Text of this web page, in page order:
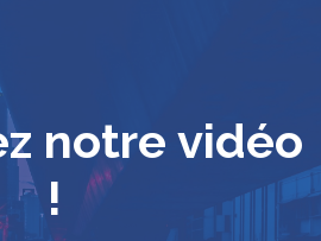
notre vidéo
!